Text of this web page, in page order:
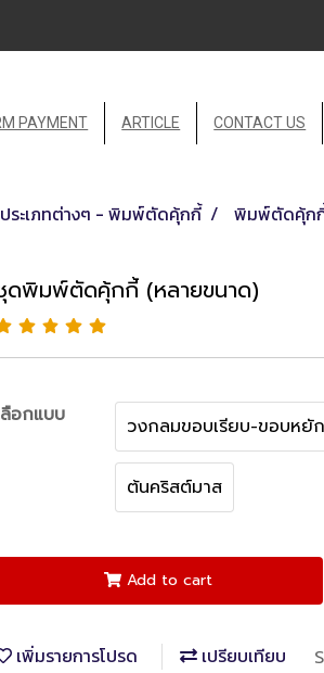
PAYMENT ARTICLE CONTACT US
ะเภทต่างๆ - พิมพ์ตัดคุ้กกี้
พิมพ์ตัดคุ้ก
ดพิมพ์ตัดคุ้กกี้ (หลายขนาด)
ลือกแบบ วงกลมขอบเรียบ-ขอบหยัก
ต้นคริสต์มาส
Add to cart
เพิ่มรายการโปรด เปรียบเทียบ